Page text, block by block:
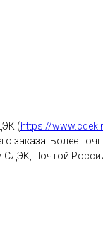
(https://
заказа. Более
Почтой